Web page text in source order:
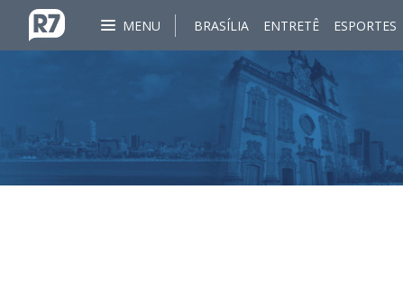
MENU BRASÍLIA ENTRETÊ ESPORTES